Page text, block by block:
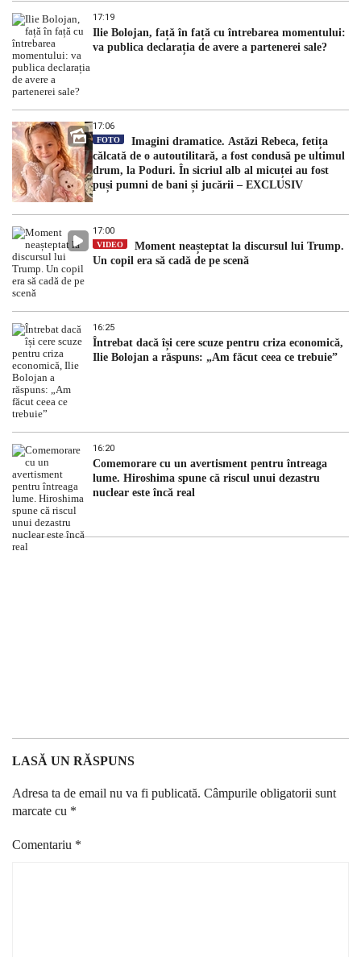
17:19
Ilie Bolojan, față în față cu întrebarea momentului:
va publica declarația de avere a partenerei sale?
17:06
FOTO
Imagini dramatice. Astăzi Rebeca, fetița
călcată de o autoutilitară, a fost condusă pe ultimul
drum, la Poduri. În sicriul alb al micuței au fost
puși pumni de bani și jucării – EXCLUSIV
17:00
VIDEO
Moment neașteptat la discursul lui Trump.
Un copil era să cadă de pe scenă
16:25
Întrebat dacă își cere scuze pentru criza economică,
Ilie Bolojan a răspuns: „Am făcut ceea ce trebuie”
16:20
Comemorare cu un avertisment pentru întreaga
lume. Hiroshima spune că riscul unui dezastru
nuclear este încă real
LASĂ UN RĂSPUNS
Adresa ta de email nu va fi publicată. Câmpurile obligatorii sunt
marcate cu *
Comentariu *